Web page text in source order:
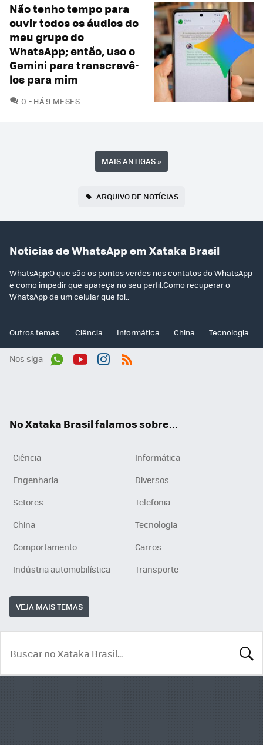
Não tenho tempo para
ouvir todos os áudios do
meu grupo do
WhatsApp; então, uso o
Gemini para transcrevê-
los para mim
0 COMENTÁRIOS
HÁ 9 MESES
MAIS ANTIGAS»
ARQUIVO DE NOTÍCIAS
Noticias de WhatsApp em Xataka Brasil
WhatsApp:O que são os pontos verdes nos contatos do WhatsApp
e como impedir que apareça no seu perfil.Como recuperar o
WhatsApp de um celular que foi..
Outros temas: Ciência Informática China Tecnologia
Nos siga
No Xataka Brasil falamos sobre...
Ciência
Informática
Engenharia
Diversos
Setores
Telefonia
China
Tecnologia
Comportamento
Carros
Indústria automobilística
Transporte
VEJA MAIS TEMAS